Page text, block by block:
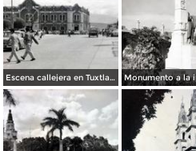
Escena callejera en Tuxtla Gutiérrez, Chiapas .